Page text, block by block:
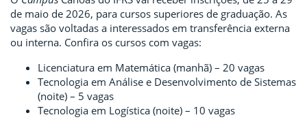
de maio de 2026, para cursos superiores de graduação. As
vagas são voltadas a interessados em transferência externa
ou interna. Confira os cursos com vagas:
Licenciatura em Matemática (manhã) – 20 vagas
Tecnologia em Análise e Desenvolvimento de Sistemas
(noite) – 5 vagas
Tecnologia em Logística (noite) – 10 vagas